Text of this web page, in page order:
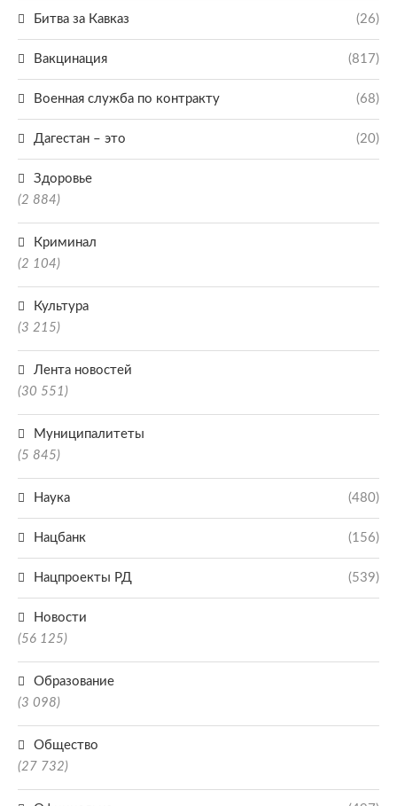
Битва за Кавказ (26)
Вакцинация (817)
Военная служба по контракту (68)
Дагестан – это (20)
Здоровье
(2 884)
Криминал
(2 104)
Культура
(3 215)
Лента новостей
(30 551)
Муниципалитеты
(5 845)
Наука (480)
Нацбанк (156)
Нацпроекты РД (539)
Новости
(56 125)
Образование
(3 098)
Общество
(27 732)